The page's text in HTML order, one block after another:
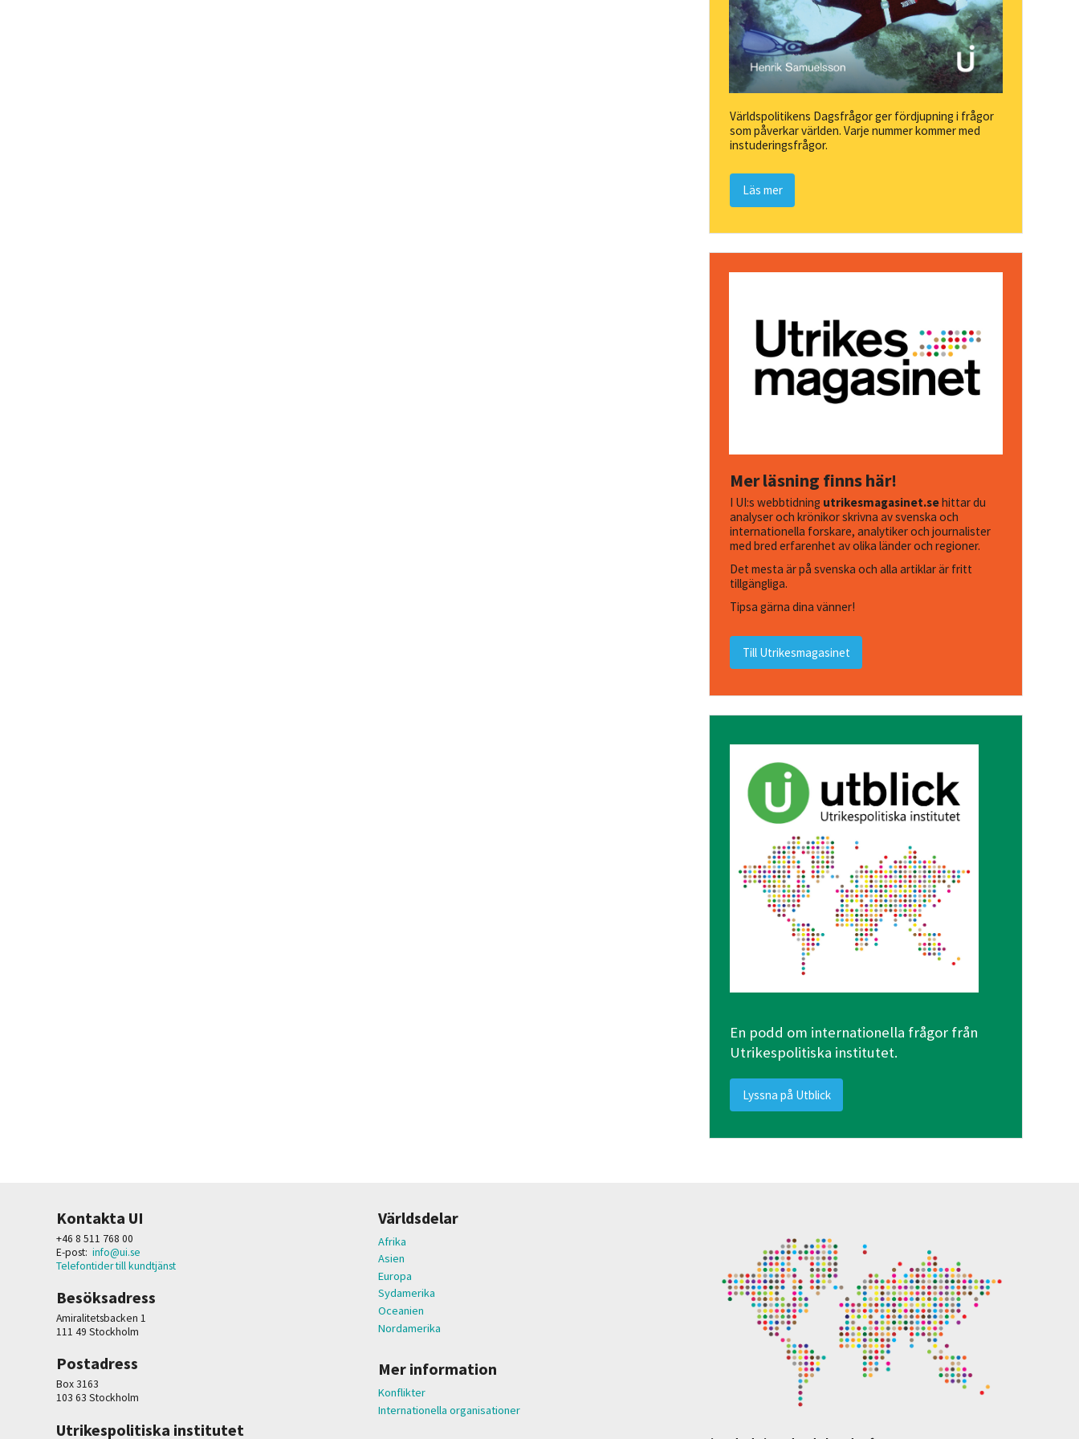
Världspolitikens Dagsfrågor ger fördjupning i frågor
som påverkar världen. Varje nummer kommer med
instuderingsfrågor.
Läs mer
Mer läsning finns här!
I UI:s webbtidning utrikesmagasinet.sehittar du
analyser och krönikor skrivna av svenska och
internationella forskare, analytiker och journalister
med bred erfarenhet av olika länder och regioner.
Det mesta är på svenska och alla artiklar är fritt
tillgängliga.
Tipsa gärna dina vänner!
Till Utrikesmagasinet
En podd om internationella frågor från
Utrikespolitiska institutet.
Lyssna på Utblick
Kontakta UI
+46 8 511 768 00
E-post: info@ui.se
Telefontider till kundtjänst
Besöksadress
Amiralitetsbacken 1
111 49 Stockholm
Postadress
Box 3163
103 63 Stockholm
Utrikespolitiska institutet
Världsdelar
Afrika
Asien
Europa
Sydamerika
Oceanien
Nordamerika
Mer information
Konflikter
Internationella organisationer